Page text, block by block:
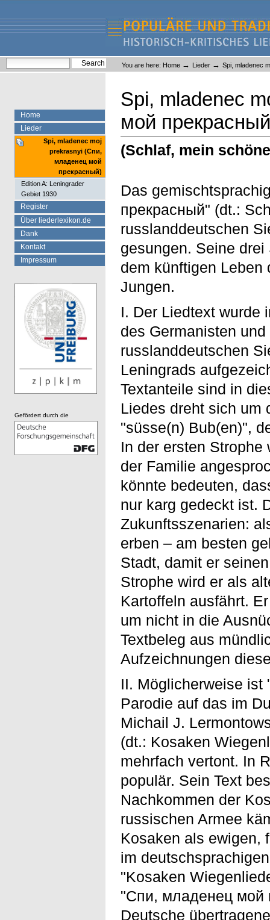
content.
navigation
Liederlexikon
Personal
tools
You are here: Home → Lieder → Spi, mladenec
Spi, mladenec
мой
(Schlaf, mein
Das
прекрасный" (dt.:
russlanddeutschen
gesungen. Seine
dem künftigen
Jungen.
I. Der Liedtext wurde
des Germanisten
russlanddeutschen
Leningrads
Textanteile sind in
Liedes dreht sich um
"süsse(n) Bub(en)",
In der ersten
der Familie
könnte bedeuten,
nur karg gedeckt ist.
Zukunftsszenarien:
erben – am besten
Stadt, damit er
Strophe wird er als
Kartoffeln ausfährt.
um nicht in die
Textbeleg aus
Aufzeichnungen
II. Möglicherweise
Parodie auf das im
Michail J.
(dt.: Kosaken
mehrfach vertont. In
populär. Sein Text
Nachkommen der
russischen Armee
Kosaken als ewigen,
im
"Kosaken
"Спи, младенец мой
Deutsche
Home
Lieder
Spi, mladenec moj
prekrasnyi (Спи,
младенец мой
прекрасный)
Edition A: Leningrader
Gebiet 1930
Register
Über liederlexikon.de
Dank
Kontakt
Impressum
Gefördert durch die